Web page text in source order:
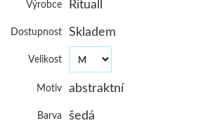
Výrobce Rituall
Dostupnost Skladem
Velikost
Motiv abstraktní
Barva šedá